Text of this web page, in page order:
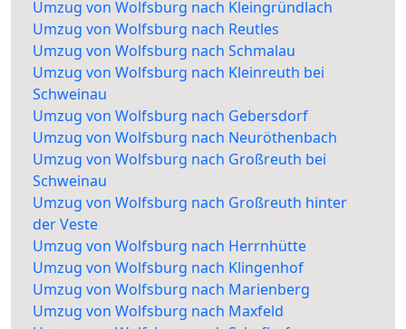
Umzug von Wolfsburg nach Kleingründlach
Umzug von Wolfsburg nach Reutles
Umzug von Wolfsburg nach Schmalau
Umzug von Wolfsburg nach Kleinreuth bei
Schweinau
Umzug von Wolfsburg nach Gebersdorf
Umzug von Wolfsburg nach Neuröthenbach
Umzug von Wolfsburg nach Großreuth bei
Schweinau
Umzug von Wolfsburg nach Großreuth hinter
der Veste
Umzug von Wolfsburg nach Herrnhütte
Umzug von Wolfsburg nach Klingenhof
Umzug von Wolfsburg nach Marienberg
Umzug von Wolfsburg nach Maxfeld